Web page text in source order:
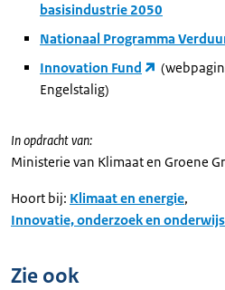
basisindustrie 2050
Nationaal Programma
Innovation Fund
Engelstalig)
In opdracht van:
Ministerie van Klimaat en Groene
Hoort bij: Klimaat en energie,
Innovatie, onderzoek en onderwijs
Zie ook